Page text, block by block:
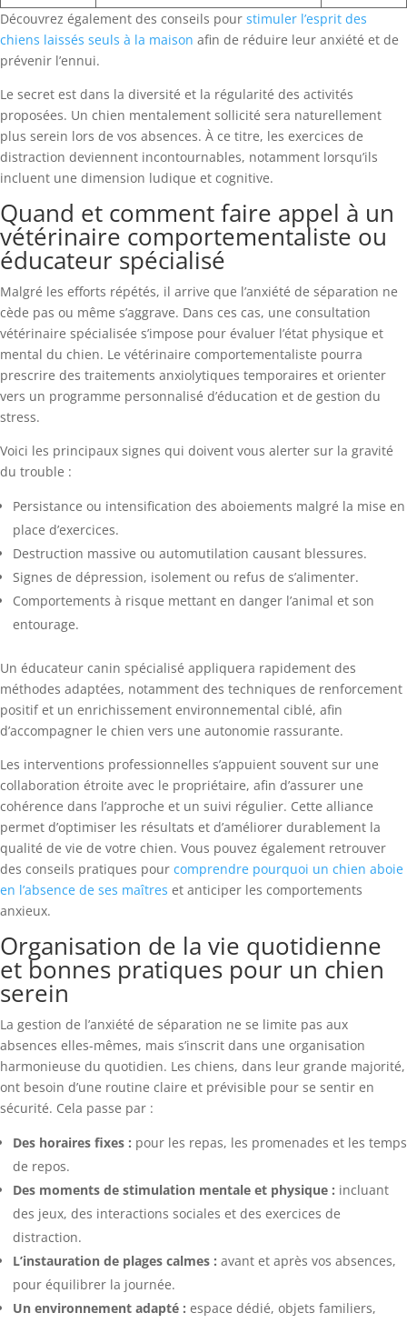
Découvrez également des conseils pour stimuler l’esprit des
chiens laissés seuls à la maison afin de réduire leur anxiété et de
prévenir l’ennui.
Le secret est dans la diversité et la régularité des activités
proposées. Un chien mentalement sollicité sera naturellement
plus serein lors de vos absences. À ce titre, les exercices de
distraction deviennent incontournables, notamment lorsqu’ils
incluent une dimension ludique et cognitive.
Quand et comment faire appel à un
vétérinaire comportementaliste ou
éducateur spécialisé
Malgré les efforts répétés, il arrive que l’anxiété de séparation ne
cède pas ou même s’aggrave. Dans ces cas, une consultation
vétérinaire spécialisée s’impose pour évaluer l’état physique et
mental du chien. Le vétérinaire comportementaliste pourra
prescrire des traitements anxiolytiques temporaires et orienter
vers un programme personnalisé d’éducation et de gestion du
stress.
Voici les principaux signes qui doivent vous alerter sur la gravité
du trouble :
Persistance ou intensification des aboiements malgré la mise en
place d’exercices.
Destruction massive ou automutilation causant blessures.
Signes de dépression, isolement ou refus de s’alimenter.
Comportements à risque mettant en danger l’animal et son
entourage.
Un éducateur canin spécialisé appliquera rapidement des
méthodes adaptées, notamment des techniques de renforcement
positif et un enrichissement environnemental ciblé, afin
d’accompagner le chien vers une autonomie rassurante.
Les interventions professionnelles s’appuient souvent sur une
collaboration étroite avec le propriétaire, afin d’assurer une
cohérence dans l’approche et un suivi régulier. Cette alliance
permet d’optimiser les résultats et d’améliorer durablement la
qualité de vie de votre chien. Vous pouvez également retrouver
des conseils pratiques pour comprendre pourquoi un chien aboie
en l’absence de ses maîtres et anticiper les comportements
anxieux.
Organisation de la vie quotidienne
et bonnes pratiques pour un chien
serein
La gestion de l’anxiété de séparation ne se limite pas aux
absences elles-mêmes, mais s’inscrit dans une organisation
harmonieuse du quotidien. Les chiens, dans leur grande majorité,
ont besoin d’une routine claire et prévisible pour se sentir en
sécurité. Cela passe par :
Des horaires fixes : pour les repas, les promenades et les temps
de repos.
Des moments de stimulation mentale et physique : incluant
des jeux, des interactions sociales et des exercices de
distraction.
L’instauration de plages calmes : avant et après vos absences,
pour équilibrer la journée.
Un environnement adapté : espace dédié, objets familiers,